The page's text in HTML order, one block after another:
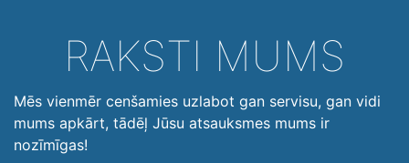
RAKSTI MUMS
Mēs vienmēr cenšamies uzlabot gan servisu, gan vidi
mums apkārt, tādēļ Jūsu atsauksmes mums ir
nozīmīgas!